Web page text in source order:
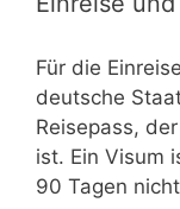
Für die
deutsche
Reisepass,
ist. Ein Visum
90 Tagen